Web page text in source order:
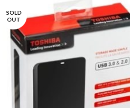
SOLD
OUT